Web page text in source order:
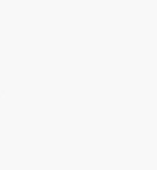
bình (4/10)